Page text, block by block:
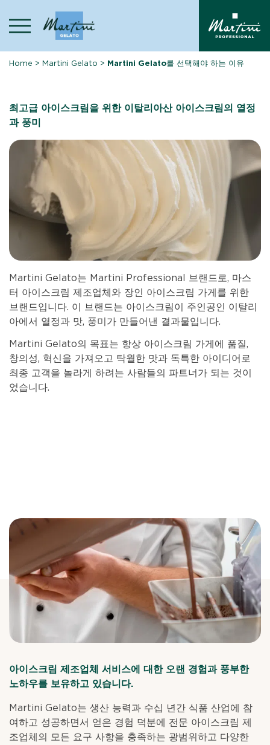
content
Home >Martini Gelato > Martini Gelato를 선택해야 하는 이유
Martini Gelato는 Martini Professional 브랜드로, 마스
터 아이스크림 제조업체와 장인 아이스크림 가게를 위한
브랜드입니다. 이 브랜드는 아이스크림이 주인공인 이탈리
아에서 열정과 맛, 풍미가 만들어낸 결과물입니다.
Martini Gelato의 목표는 항상 아이스크림 가게에 품질,
창의성, 혁신을 가져오고 탁월한 맛과 독특한 아이디어로
최종 고객을 놀라게 하려는 사람들의 파트너가 되는 것이
었습니다.
최고급 아이스크림을 위한 이탈리아산 아이스크림의 열정
과 풍미
아이스크림 제조업체 서비스에 대한 오랜 경험과 풍부한
노하우를 보유하고 있습니다.
Martini Gelato는 생산 능력과 수십 년간 식품 산업에 참
여하고 성공하면서 얻은 경험 덕분에 전문 아이스크림 제
조업체의 모든 요구 사항을 충족하는 광범위하고 다양한